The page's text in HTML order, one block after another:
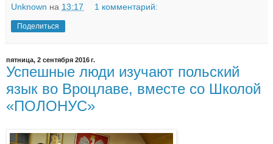
Unknown на 13:17 1 комментарий:
Поделиться
пятница, 2 сентября 2016 г.
Успешные люди изучают польский
язык во Вроцлаве, вместе со Школой
«ПОЛОНУС»